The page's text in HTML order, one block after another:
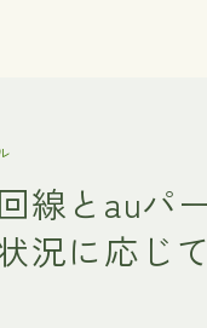
線とauパ
況に応じ